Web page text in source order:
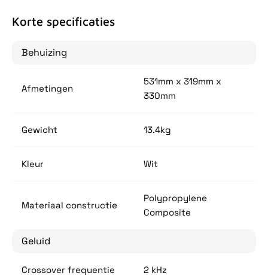
Korte specificaties
Behuizing
Afmetingen
531mm x 319mm x
330mm
Gewicht 13.4kg
Kleur Wit
Materiaal constructie
Polypropylene
Composite
Geluid
Crossover frequentie 2 kHz